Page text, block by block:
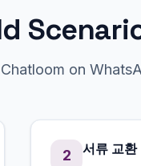
on
2 서류 교환